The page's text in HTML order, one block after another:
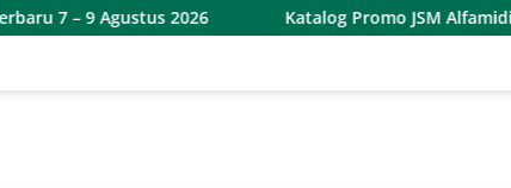
– 9 Agustus 2026 Katalog Promo JSM Alfamidi